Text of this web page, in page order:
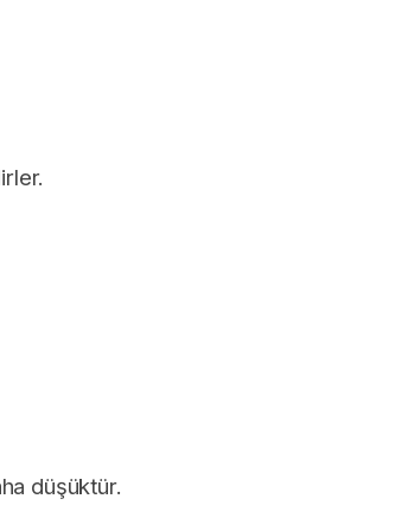
düşüktür.